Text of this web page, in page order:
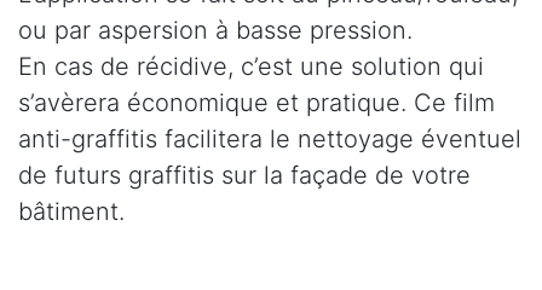
ou par aspersion à basse pression.
En cas de récidive, c’est une solution qui
s’avèrera économique et pratique. Ce film
anti-graffitis facilitera le nettoyage éventuel
de futurs graffitis sur la façade de votre
bâtiment.